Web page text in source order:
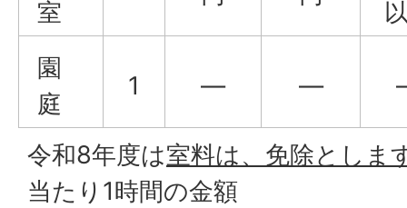
室
園
庭
1 ― ―
令和8年度は室料は、免除としま
当たり1時間の金額